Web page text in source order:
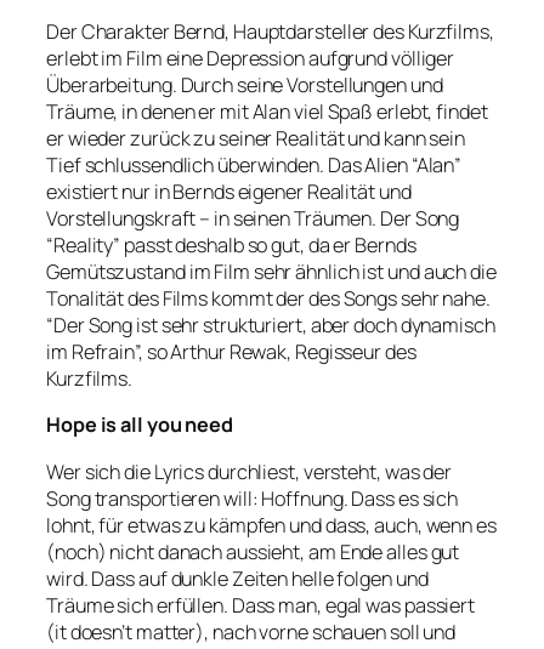
Der Charakter Bernd, Hauptdarsteller des Kurzfilms,
erlebt im Film eine Depression aufgrund völliger
Überarbeitung. Durch seine Vorstellungen und
Träume, in denen er mit Alan viel Spaß erlebt, findet
er wieder zurück zu seiner Realität und kann sein
Tief schlussendlich überwinden. Das Alien “Alan”
existiert nur in Bernds eigener Realität und
Vorstellungskraft – in seinen Träumen. Der Song
“Reality” passt deshalb so gut, da er Bernds
Gemütszustand im Film sehr ähnlich ist und auch die
Tonalität des Films kommt der des Songs sehr nahe.
“Der Song ist sehr strukturiert, aber doch dynamisch
im Refrain”, so Arthur Rewak, Regisseur des
Kurzfilms.
Hope is all you need
Wer sich die Lyrics durchliest, versteht, was der
Song transportieren will: Hoffnung. Dass es sich
lohnt, für etwas zu kämpfen und dass, auch, wenn es
(noch) nicht danach aussieht, am Ende alles gut
wird. Dass auf dunkle Zeiten helle folgen und
Träume sich erfüllen. Dass man, egal was passiert
(it doesn’t matter), nach vorne schauen soll und